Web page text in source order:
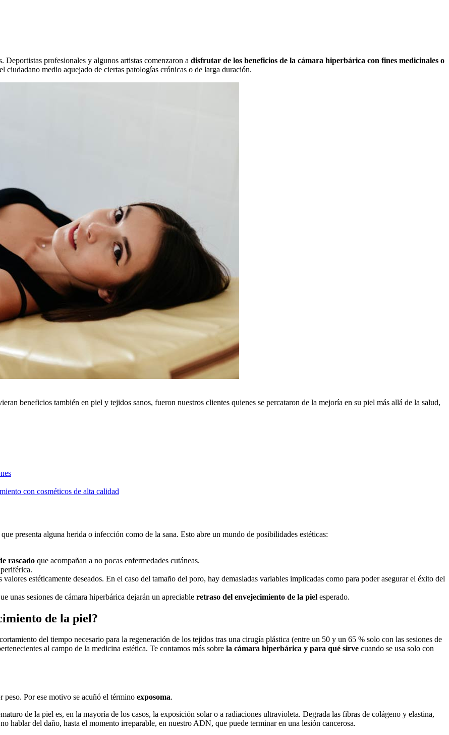
profesionales y algunos artistas comenzaron a disfrutar de los beneficios de la cámara hiperbárica con fines medicinales o
ciudadano medio aquejado de ciertas patologías crónicas o de larga duración.
beneficios también en piel y tejidos sanos, fueron nuestros clientes quienes se percataron de la mejoría en su piel más allá de la salud,
con cosméticos de alta calidad
presenta alguna herida o infección como de la sana. Esto abre un mundo de posibilidades estéticas:
rascado que acompañan a no pocas enfermedades cutáneas.
valores estéticamente deseados. En el caso del tamaño del poro, hay demasiadas variables implicadas como para poder asegurar el éxito del
unas sesiones de cámara hiperbárica dejarán un apreciable retraso del envejecimiento de la piel esperado.
de la piel?
del tiempo necesario para la regeneración de los tejidos tras una cirugía plástica (entre un 50 y un 65 % solo con las sesiones de
al campo de la medicina estética. Te contamos más sobre la cámara hiperbárica y para qué sirve cuando se usa solo con
peso. Por ese motivo se acuñó el término exposoma.
de la piel es, en la mayoría de los casos, la exposición solar o a radiaciones ultravioleta. Degrada las fibras de colágeno y elastina,
hablar del daño, hasta el momento irreparable, en nuestro ADN, que puede terminar en una lesión cancerosa.